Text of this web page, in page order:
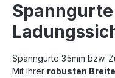
Spanngurte 35mm bzw.
Mit ihrer robusten